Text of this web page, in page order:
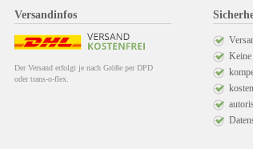
Versandinfos
Der Versand erfolgt je nach Größe per DPD
oder trans-o-flex.
Keine